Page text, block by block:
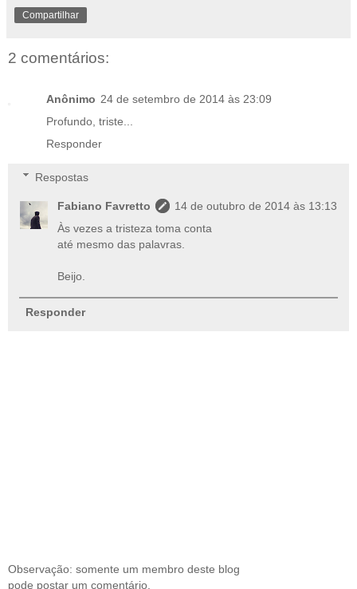
Compartilhar
2 comentários:
Anônimo 24 de setembro de 2014 às 23:09
Profundo, triste...
Responder
Respostas
Fabiano Favretto
14 de outubro de 2014 às 13:13
Às vezes a tristeza toma conta
até mesmo das palavras.
Beijo.
Responder
Observação: somente um membro deste blog
pode postar um comentário.